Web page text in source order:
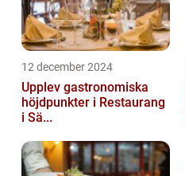
12 december 2024
Upplev gastronomiska
höjdpunkter i Restaurang
i Sä...